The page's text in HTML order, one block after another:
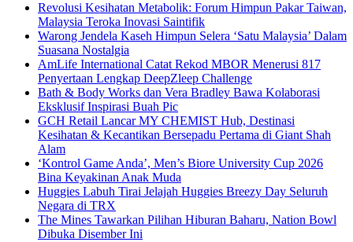
Revolusi Kesihatan Metabolik: Forum Himpun Pakar Taiwan,
Malaysia Teroka Inovasi Saintifik
Warong Jendela Kaseh Himpun Selera ‘Satu Malaysia’ Dalam
Suasana Nostalgia
AmLife International Catat Rekod MBOR Menerusi 817
Penyertaan Lengkap DeepZleep Challenge
Bath & Body Works dan Vera Bradley Bawa Kolaborasi
Eksklusif Inspirasi Buah Pic
GCH Retail Lancar MY CHEMIST Hub, Destinasi
Kesihatan & Kecantikan Bersepadu Pertama di Giant Shah
Alam
‘Kontrol Game Anda’, Men’s Biore University Cup 2026
Bina Keyakinan Anak Muda
Huggies Labuh Tirai Jelajah Huggies Breezy Day Seluruh
Negara di TRX
The Mines Tawarkan Pilihan Hiburan Baharu, Nation Bowl
Dibuka Disember Ini